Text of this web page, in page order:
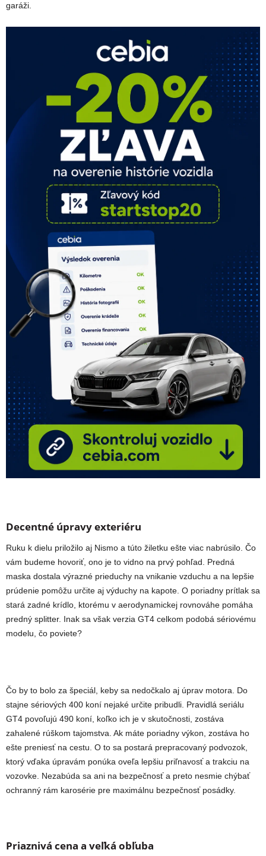
garáži.
Decentné úpravy exteriéru
Ruku k dielu priložilo aj Nismo a túto žiletku ešte viac nabrúsilo. Čo
vám budeme hovoriť, ono je to vidno na prvý pohľad. Predná
maska dostala výrazné prieduchy na vnikanie vzduchu a na lepšie
prúdenie pomôžu určite aj výduchy na kapote. O poriadny prítlak sa
stará zadné krídlo, ktorému v aerodynamickej rovnováhe pomáha
predný splitter. Inak sa však verzia GT4 celkom podobá sériovému
modelu, čo poviete?
Čo by to bolo za špeciál, keby sa nedočkalo aj úprav motora. Do
stajne sériových 400 koní nejaké určite pribudli. Pravidlá seriálu
GT4 povoľujú 490 koní, koľko ich je v skutočnosti, zostáva
zahalené rúškom tajomstva. Ak máte poriadny výkon, zostáva ho
ešte preniesť na cestu. O to sa postará prepracovaný podvozok,
ktorý vďaka úpravám ponúka oveľa lepšiu priľnavosť a trakciu na
vozovke. Nezabúda sa ani na bezpečnosť a preto nesmie chýbať
ochranný rám karosérie pre maximálnu bezpečnosť posádky.
Priaznivá cena a veľká obľuba